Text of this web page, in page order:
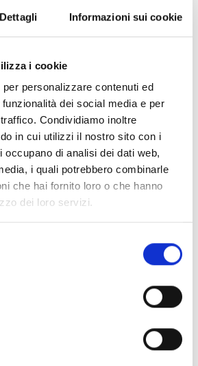
Dettagli Informazioni sui cookie
i cookie
personalizzare contenuti ed
dei social media e per
Condividiamo inoltre
in cui utilizzi il nostro sito con i
occupano di analisi dei dati web,
i quali potrebbero combinarle
che hai fornito loro o che hanno
dei loro servizi.
EB00 - Materiais(47)
Enea
Industrial
descarregar os conteúdos